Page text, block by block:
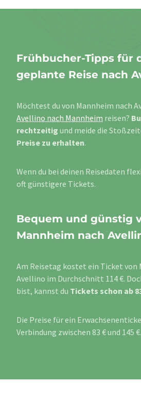
Frühbucher-Tipps für
geplante Reise nach
Möchtest du von Mannheim nach
Avellino nach Mannheim reisen?
rechtzeitig und meide die
Preise zu erhalten.
Wenn du bei deinen Reisedaten
oft günstigere Tickets.
Bequem und günstig
Mannheim nach
Am Reisetag kostet ein Ticket von
Avellino im Durchschnitt 114 €.
bist, kannst du Tickets schon ab
Die Preise für ein
Verbindung zwischen 83 € und 145 €.